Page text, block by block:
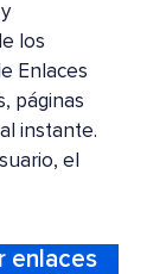
los
Enlaces
páginas
instante.
el
enlaces